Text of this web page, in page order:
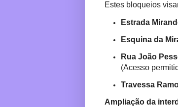
Estes bloqueios
Estrada
Esquina da
Rua João
(Acesso
Travessa
Ampliação da